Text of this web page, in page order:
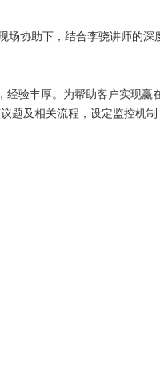
协助下，结合李骁讲师的深
验丰厚。为帮助客户实现赢
题及相关流程，设定监控机